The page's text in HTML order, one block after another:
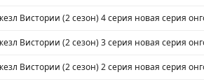
Вистории (2 сезон) 4 серия новая серия
Вистории (2 сезон) 3 серия новая серия
Вистории (2 сезон) 2 серия новая серия